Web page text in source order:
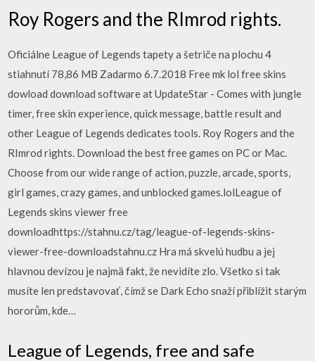
Roy Rogers and the RImrod rights.
Oficiálne League of Legends tapety a šetriče na plochu 4
stiahnutí 78,86 MB Zadarmo 6.7.2018 Free mk lol free skins
dowload download software at UpdateStar - Comes with jungle
timer, free skin experience, quick message, battle result and
other League of Legends dedicates tools. Roy Rogers and the
RImrod rights. Download the best free games on PC or Mac.
Choose from our wide range of action, puzzle, arcade, sports,
girl games, crazy games, and unblocked games.lolLeague of
Legends skins viewer free
downloadhttps://stahnu.cz/tag/league-of-legends-skins-
viewer-free-downloadstahnu.cz Hra má skvelú hudbu a jej
hlavnou devízou je najmä fakt, že nevidíte zlo. Všetko si tak
musíte len predstavovať, čímž se Dark Echo snaží přiblížit starým
hororům, kde…
League of Legends, free and safe